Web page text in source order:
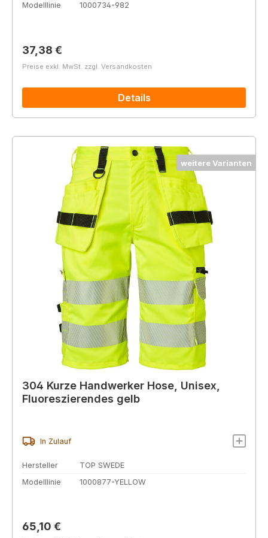
Modelllinie
1000734-982
Regulärer Preis:
37,38 €
Preise exkl. MwSt. zzgl. Versandkosten
Details
weitere Varianten
304 Kurze Handwerker Hose, Unisex,
Fluoreszierendes gelb
In Zulauf
Hersteller
TOP SWEDE
Modelllinie
1000877-YELLOW
Regulärer Preis:
65,10 €